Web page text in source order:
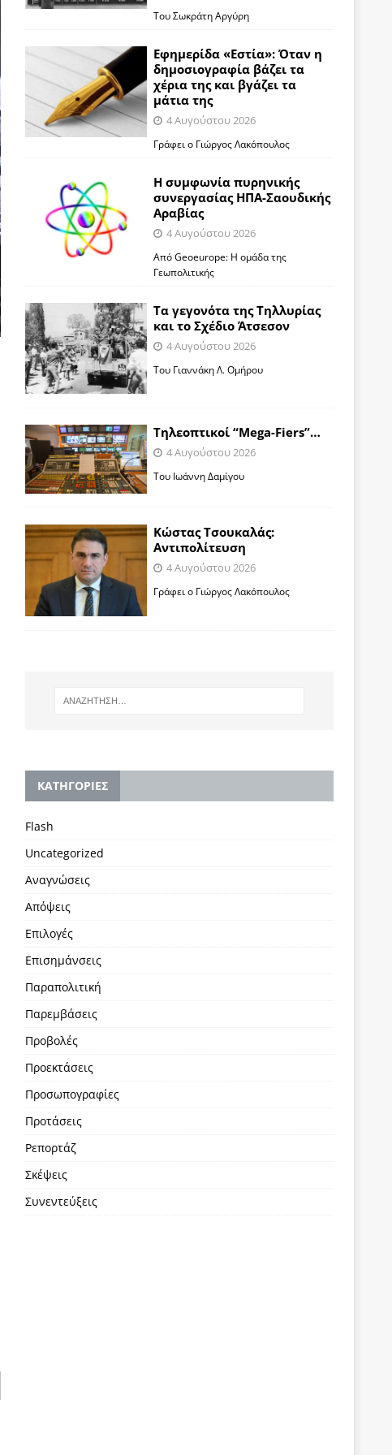
Του Σωκράτη Αργύρη
Εφημερίδα «Εστία»: Όταν η
δημοσιογραφία βάζει τα
χέρια της και βγάζει τα
μάτια της
4 Αυγούστου 2026
Γράφει ο Γιώργος Λακόπουλος
Η συμφωνία πυρηνικής
συνεργασίας ΗΠΑ-Σαουδικής
Αραβίας
4 Αυγούστου 2026
Από Geoeurope: H ομάδα της
Γεωπολιτικής
Τα γεγονότα της Τηλλυρίας
και το Σχέδιο Άτσεσον
4 Αυγούστου 2026
Toυ Γιαννάκη Λ. Ομήρου
Tηλεοπτικοί “Mega-Fiers”…
4 Αυγούστου 2026
Toυ Ιωάννη Δαμίγου
Κώστας Τσουκαλάς:
Αντιπολίτευση
4 Αυγούστου 2026
Γράφει ο Γιώργος Λακόπουλος
KΑΤΗΓΟΡΙΕΣ
Flash
Uncategorized
Αναγνώσεις
Απόψεις
Επιλογές
Επισημάνσεις
Παραπολιτική
Παρεμβάσεις
Προβολές
Προεκτάσεις
Προσωπογραφίες
Προτάσεις
Ρεπορτάζ
Σκέψεις
Συνεντεύξεις